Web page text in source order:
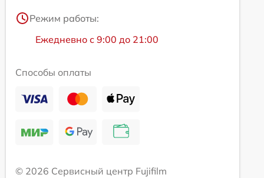
Режим работы:
Ежедневно с 9:00 до 21:00
Способы оплаты
© 2026 Сервисный центр Fujifilm